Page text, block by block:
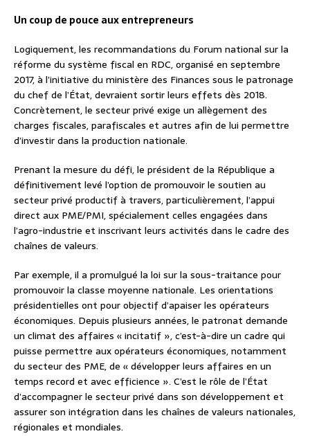
Un coup de pouce aux entrepreneurs
Logiquement, les recommandations du Forum national sur la
réforme du système fiscal en RDC, organisé en septembre
2017, à l’initiative du ministère des Finances sous le patronage
du chef de l’État, devraient sortir leurs effets dès 2018.
Concrètement, le secteur privé exige un allègement des
charges fiscales, parafiscales et autres afin de lui permettre
d’investir dans la production nationale.
Prenant la mesure du défi, le président de la République a
définitivement levé l’option de promouvoir le soutien au
secteur privé productif à travers, particulièrement, l’appui
direct aux PME/PMI, spécialement celles engagées dans
l’agro-industrie et inscrivant leurs activités dans le cadre des
chaînes de valeurs.
Par exemple, il a promulgué la loi sur la sous-traitance pour
promouvoir la classe moyenne nationale. Les orientations
présidentielles ont pour objectif d’apaiser les opérateurs
économiques. Depuis plusieurs années, le patronat demande
un climat des affaires « incitatif », c’est-à-dire un cadre qui
puisse permettre aux opérateurs économiques, notamment
du secteur des PME, de « développer leurs affaires en un
temps record et avec efficience ». C’est le rôle de l’État
d’accompagner le secteur privé dans son développement et
assurer son intégration dans les chaînes de valeurs nationales,
régionales et mondiales.